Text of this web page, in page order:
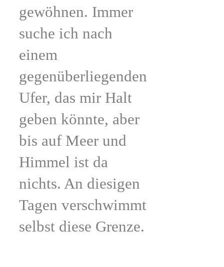
gewöhnen. Immer
suche ich nach
einem
gegenüberliegenden
Ufer, das mir Halt
geben könnte, aber
bis auf Meer und
Himmel ist da
nichts. An diesigen
Tagen verschwimmt
selbst diese Grenze.